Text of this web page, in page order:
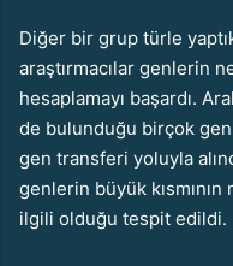
Diğer bir grup türle
araştırmacılar genlerin
hesaplamayı başardı.
de bulunduğu birçok
gen transferi yoluyla
genlerin büyük
ilgili olduğu tespit edildi.